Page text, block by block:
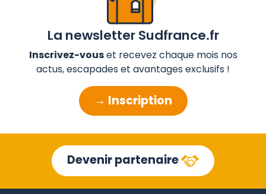
La newsletter Sudfrance.fr
Inscrivez-vouset recevez chaque mois nos
actus, escapades et avantages exclusifs !
→ Inscription
Devenir partenaire